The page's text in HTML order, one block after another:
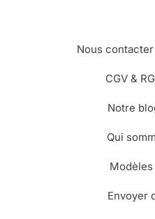
Nous contacter
CGV &
Notre
Qui
Envoyer